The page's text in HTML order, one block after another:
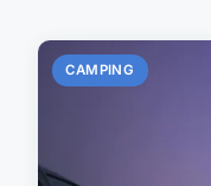
CAMPING